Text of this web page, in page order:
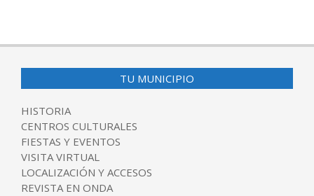
TU MUNICIPIO
HISTORIA
CENTROS CULTURALES
FIESTAS Y EVENTOS
VISITA VIRTUAL
LOCALIZACIÓN Y ACCESOS
REVISTA EN ONDA